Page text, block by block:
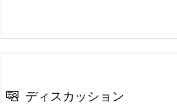
ディスカッション